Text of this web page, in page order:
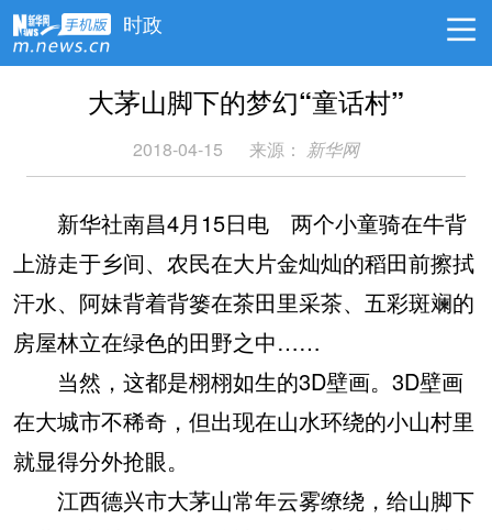
时政
大茅山脚下的梦幻“童话村”
2018-04-15 来源： 新华网
新华社南昌4月15日电 两个小童骑在牛背
上游走于乡间、农民在大片金灿灿的稻田前擦拭
汗水、阿妹背着背篓在茶田里采茶、五彩斑斓的
房屋林立在绿色的田野之中……
当然，这都是栩栩如生的3D壁画。3D壁画
在大城市不稀奇，但出现在山水环绕的小山村里
就显得分外抢眼。
江西德兴市大茅山常年云雾缭绕，给山脚下